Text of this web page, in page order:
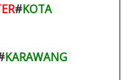
#KOTA
KARAWANG